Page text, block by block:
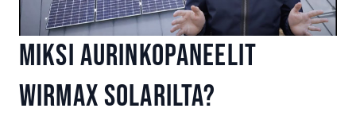
Miksi aurinkopaneelit
Wirmax Solarilta?